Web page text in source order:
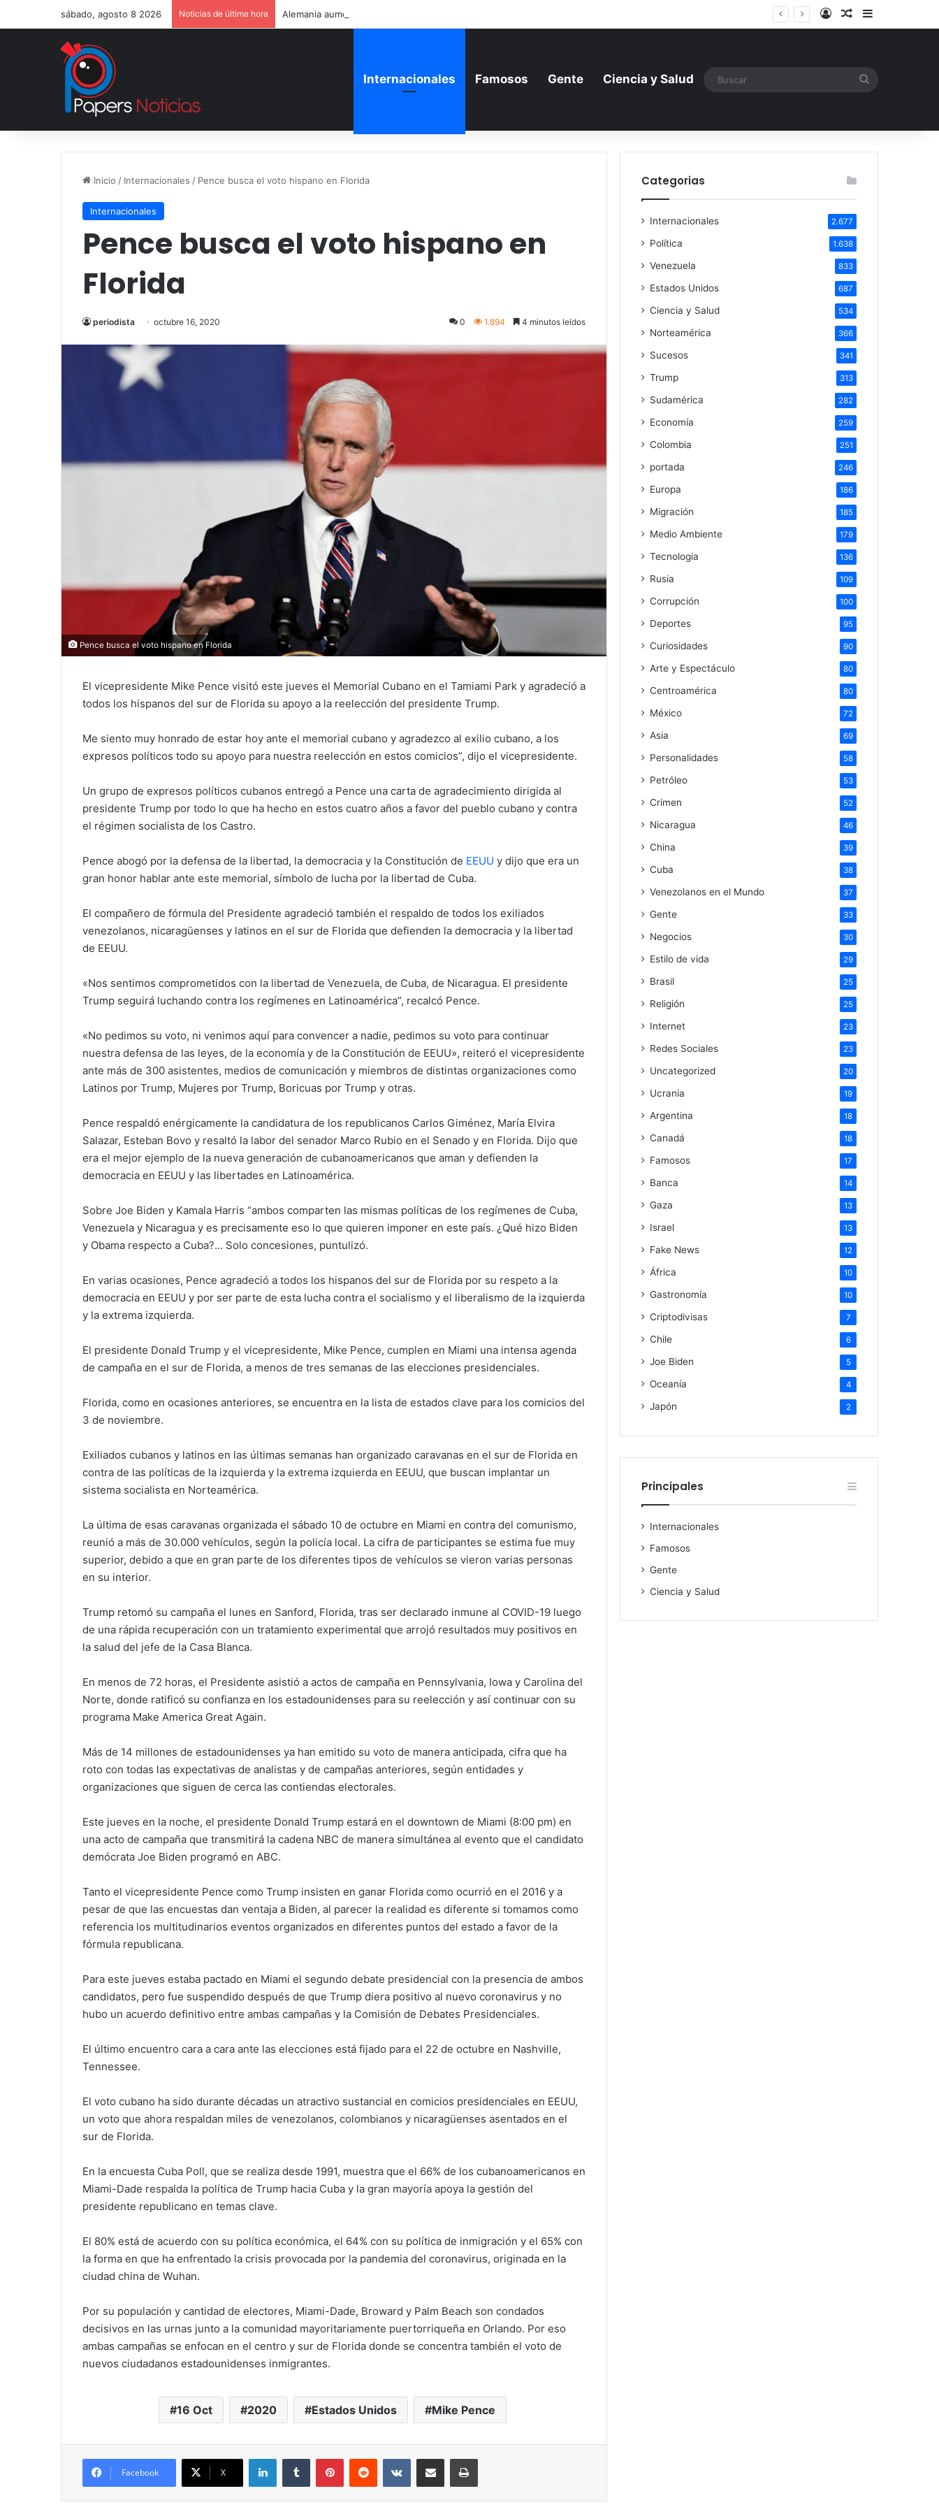
sábado, agosto 8 2026 Noticias de última hora Alemania aumenta su gasto militar y busca consolidarse como potencia armamentística ante la amenaza rusa Iniciar sesión
ArtículoBarra lateral
Internacionales Famosos Gente Ciencia y Salud
Inicio / Internacionales / Pence busca el voto hispano en Florida
Internacionales
Pence busca el voto hispano en
Florida
periodista octubre 16, 2020 0 1.894 4 minutos leídos
Pence busca el voto hispano en Florida
El vicepresidente Mike Pence visitó este jueves el Memorial Cubano en el Tamiami Park y agradeció a
todos los hispanos del sur de Florida su apoyo a la reelección del presidente Trump.
Me siento muy honrado de estar hoy ante el memorial cubano y agradezco al exilio cubano, a los
expresos políticos todo su apoyo para nuestra reelección en estos comicios”, dijo el vicepresidente.
Un grupo de expresos políticos cubanos entregó a Pence una carta de agradecimiento dirigida al
presidente Trump por todo lo que ha hecho en estos cuatro años a favor del pueblo cubano y contra
el régimen socialista de los Castro.
Pence abogó por la defensa de la libertad, la democracia y la Constitución de EEUU y dijo que era un
gran honor hablar ante este memorial, símbolo de lucha por la libertad de Cuba.
El compañero de fórmula del Presidente agradeció también el respaldo de todos los exiliados
venezolanos, nicaragüenses y latinos en el sur de Florida que defienden la democracia y la libertad
de EEUU.
«Nos sentimos comprometidos con la libertad de Venezuela, de Cuba, de Nicaragua. El presidente
Trump seguirá luchando contra los regímenes en Latinoamérica”, recalcó Pence.
«No pedimos su voto, ni venimos aquí para convencer a nadie, pedimos su voto para continuar
nuestra defensa de las leyes, de la economía y de la Constitución de EEUU», reiteró el vicepresidente
ante más de 300 asistentes, medios de comunicación y miembros de distintas organizaciones como
Latinos por Trump, Mujeres por Trump, Boricuas por Trump y otras.
Pence respaldó enérgicamente la candidatura de los republicanos Carlos Giménez, María Elvira
Salazar, Esteban Bovo y resaltó la labor del senador Marco Rubio en el Senado y en Florida. Dijo que
era el mejor ejemplo de la nueva generación de cubanoamericanos que aman y defienden la
democracia en EEUU y las libertades en Latinoamérica.
Sobre Joe Biden y Kamala Harris “ambos comparten las mismas políticas de los regímenes de Cuba,
Venezuela y Nicaragua y es precisamente eso lo que quieren imponer en este país. ¿Qué hizo Biden
y Obama respecto a Cuba?… Solo concesiones, puntulizó.
En varias ocasiones, Pence agradeció a todos los hispanos del sur de Florida por su respeto a la
democracia en EEUU y por ser parte de esta lucha contra el socialismo y el liberalismo de la izquierda
y la extrema izquierda.
El presidente Donald Trump y el vicepresidente, Mike Pence, cumplen en Miami una intensa agenda
de campaña en el sur de Florida, a menos de tres semanas de las elecciones presidenciales.
Florida, como en ocasiones anteriores, se encuentra en la lista de estados clave para los comicios del
3 de noviembre.
Exiliados cubanos y latinos en las últimas semanas han organizado caravanas en el sur de Florida en
contra de las políticas de la izquierda y la extrema izquierda en EEUU, que buscan implantar un
sistema socialista en Norteamérica.
La última de esas caravanas organizada el sábado 10 de octubre en Miami en contra del comunismo,
reunió a más de 30.000 vehículos, según la policía local. La cifra de participantes se estima fue muy
superior, debido a que en gran parte de los diferentes tipos de vehículos se vieron varias personas
en su interior.
Trump retomó su campaña el lunes en Sanford, Florida, tras ser declarado inmune al COVID-19 luego
de una rápida recuperación con un tratamiento experimental que arrojó resultados muy positivos en
la salud del jefe de la Casa Blanca.
En menos de 72 horas, el Presidente asistió a actos de campaña en Pennsylvania, Iowa y Carolina del
Norte, donde ratificó su confianza en los estadounidenses para su reelección y así continuar con su
programa Make America Great Again.
Más de 14 millones de estadounidenses ya han emitido su voto de manera anticipada, cifra que ha
roto con todas las expectativas de analistas y de campañas anteriores, según entidades y
organizaciones que siguen de cerca las contiendas electorales.
Este jueves en la noche, el presidente Donald Trump estará en el downtown de Miami (8:00 pm) en
una acto de campaña que transmitirá la cadena NBC de manera simultánea al evento que el candidato
demócrata Joe Biden programó en ABC.
Tanto el vicepresidente Pence como Trump insisten en ganar Florida como ocurrió en el 2016 y a
pesar de que las encuestas dan ventaja a Biden, al parecer la realidad es diferente si tomamos como
referencia los multitudinarios eventos organizados en diferentes puntos del estado a favor de la
fórmula republicana.
Para este jueves estaba pactado en Miami el segundo debate presidencial con la presencia de ambos
candidatos, pero fue suspendido después de que Trump diera positivo al nuevo coronavirus y no
hubo un acuerdo definitivo entre ambas campañas y la Comisión de Debates Presidenciales.
El último encuentro cara a cara ante las elecciones está fijado para el 22 de octubre en Nashville,
Tennessee.
El voto cubano ha sido durante décadas un atractivo sustancial en comicios presidenciales en EEUU,
un voto que ahora respaldan miles de venezolanos, colombianos y nicaragüenses asentados en el
sur de Florida.
En la encuesta Cuba Poll, que se realiza desde 1991, muestra que el 66% de los cubanoamericanos en
Miami-Dade respalda la política de Trump hacia Cuba y la gran mayoría apoya la gestión del
presidente republicano en temas clave.
El 80% está de acuerdo con su política económica, el 64% con su política de inmigración y el 65% con
la forma en que ha enfrentado la crisis provocada por la pandemia del coronavirus, originada en la
ciudad china de Wuhan.
Por su populación y cantidad de electores, Miami-Dade, Broward y Palm Beach son condados
decisivos en las urnas junto a la comunidad mayoritariamente puertorriqueña en Orlando. Por eso
ambas campañas se enfocan en el centro y sur de Florida donde se concentra también el voto de
nuevos ciudadanos estadounidenses inmigrantes.
16 Oct 2020 Estados Unidos Mike Pence
Facebook X
LinkedInTumblr PinterestReddit VKontakteCompartir via correo electrónicoImpresión
Categorias
Internacionales 2.677
Política 1.638
Venezuela 833
Estados Unidos 687
Ciencia y Salud 534
Norteamérica 366
Sucesos 341
Trump 313
Sudamérica 282
Economía 259
Colombia 251
portada 246
Europa 186
Migración 185
Medio Ambiente 179
Tecnologia 136
Rusia 109
Corrupción 100
Deportes 95
Curiosidades 90
Arte y Espectáculo 80
Centroamérica 80
México 72
Asia 69
Personalidades 58
Petróleo 53
Crimen 52
Nicaragua 46
China 39
Cuba 38
Venezolanos en el Mundo 37
Gente 33
Negocios 30
Estilo de vida 29
Brasil 25
Religión 25
Internet 23
Redes Sociales 23
Uncategorized 20
Ucrania 19
Argentina 18
Canadá 18
Famosos 17
Banca 14
Gaza 13
Israel 13
Fake News 12
África 10
Gastronomía 10
Criptodivisas 7
Chile 6
Joe Biden 5
Oceanía 4
Japón 2
Principales
Internacionales
Famosos
Gente
Ciencia y Salud